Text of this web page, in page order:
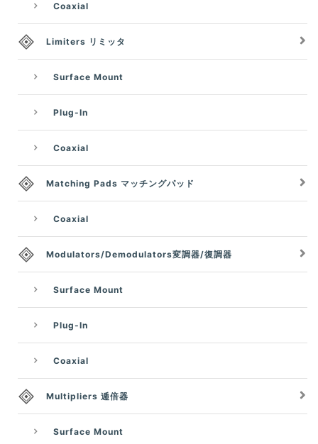
Coaxial
Limiters リミッタ
Surface Mount
Plug-In
Coaxial
Matching Pads マッチングパッド
Coaxial
Modulators/Demodulators変調器/復調器
Surface Mount
Plug-In
Coaxial
Multipliers 逓倍器
Surface Mount